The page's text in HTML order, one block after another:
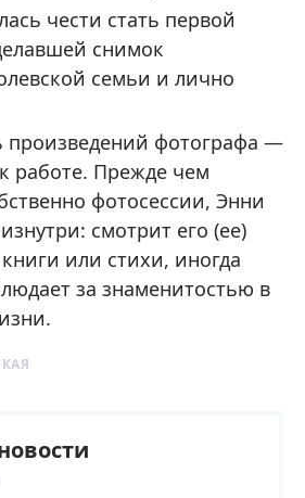
чести стать первой
снимок
семьи и лично
произведений фотографа —
работе. Прежде чем
фотосессии, Энни
смотрит его (ее)
или стихи, иногда
за знаменитостью в